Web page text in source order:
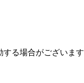
る場合がございます